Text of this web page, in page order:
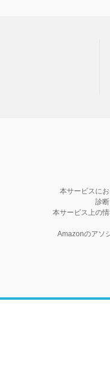
本サービスに
診
本サービス上の
Amazonのアソ